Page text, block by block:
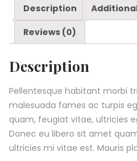
Description
Reviews (0)
Description
Pellentesque habitant morbi
malesuada fames ac turpis
quam, feugiat vitae, ultricies
Donec eu libero sit amet
ultricies mi vitae est. Mauris